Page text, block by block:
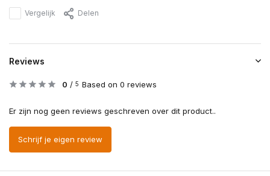
Vergelijk Delen
Reviews
0 / 5 Based on 0 reviews
Er zijn nog geen reviews geschreven over dit product..
Schrijf je eigen review